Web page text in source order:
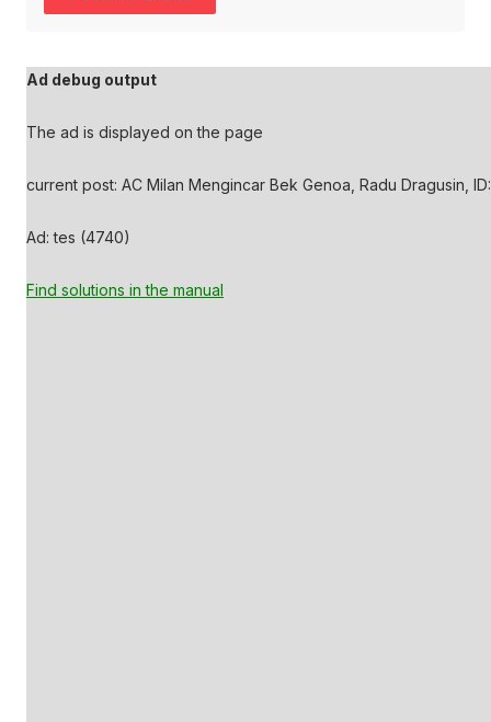
Ad debug output
The ad is displayed on the page
current post: AC Milan Mengincar Bek Genoa, Radu Dragusin,
Ad: tes (4740)
Find solutions in the manual